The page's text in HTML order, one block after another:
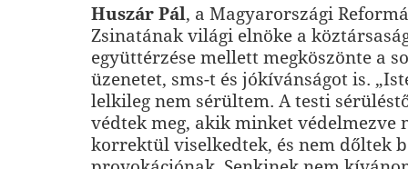
Huszár Pál, a Magyarországi
Zsinatának világi elnöke a
együttérzése mellett megköszönte a
üzenetet, sms-t és jókívánságot is.
lelkileg nem sérültem. A testi
védtek meg, akik minket védelmezve
korrektül viselkedtek, és nem dőltek